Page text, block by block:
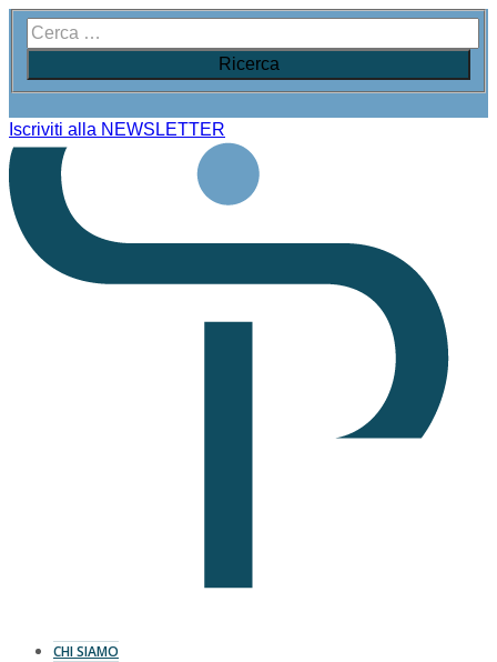
Iscriviti alla NEWSLETTER
CHI SIAMO